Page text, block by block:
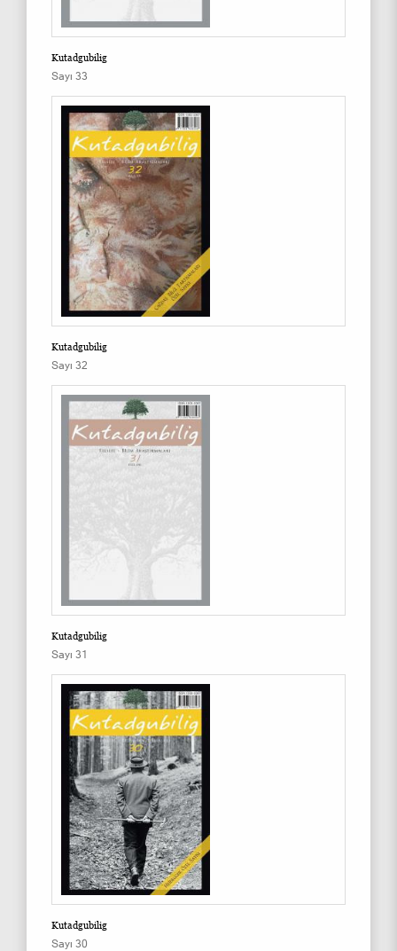
Kutadgubilig
Sayı 33
Kutadgubilig
Sayı 32
Kutadgubilig
Sayı 31
Kutadgubilig
Sayı 30